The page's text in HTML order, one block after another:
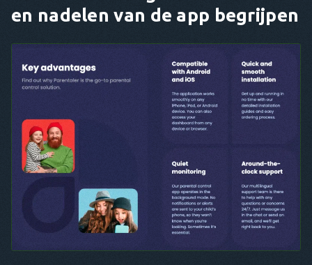
en nadelen van de app begrijpen